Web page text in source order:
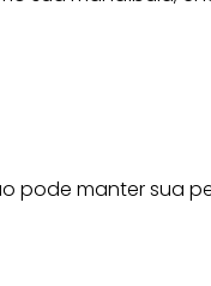
pode manter sua